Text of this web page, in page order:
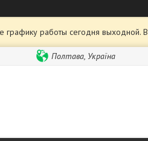
графику работы сегодня
Полтава, Україна